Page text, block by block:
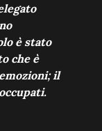
è stato
che è
il